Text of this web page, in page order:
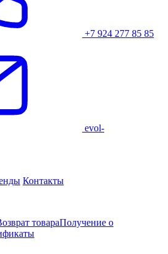
+7 924 277 85 85
evol-
Контакты
товараПолучение о